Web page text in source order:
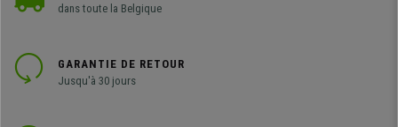
dans toute la Belgique
GARANTIE DE RETOUR
Jusqu'à 30 jours